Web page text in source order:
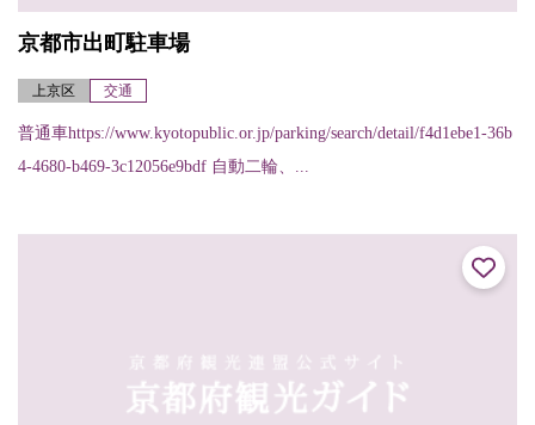
京都市出町駐車場
上京区 交通
普通車https://www.kyotopublic.or.jp/parking/search/detail/f4d1ebe1-36b
4-4680-b469-3c12056e9bdf 自動二輪、...